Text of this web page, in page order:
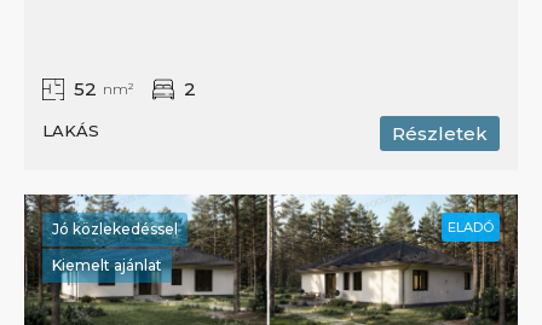
52 nm² 2
LAKÁS Részletek
ELADÓ
Jó közlekedéssel
Kiemelt ajánlat